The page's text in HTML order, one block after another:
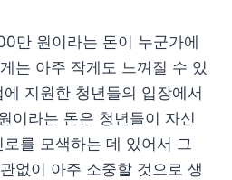
만 원이라는 돈이 누군가에
는 아주 작게도 느껴질 수 있
지원한 청년들의 입장에서
이라는 돈은 청년들이 자신
를 모색하는 데 있어서 그
없이 아주 소중할 것으로 생